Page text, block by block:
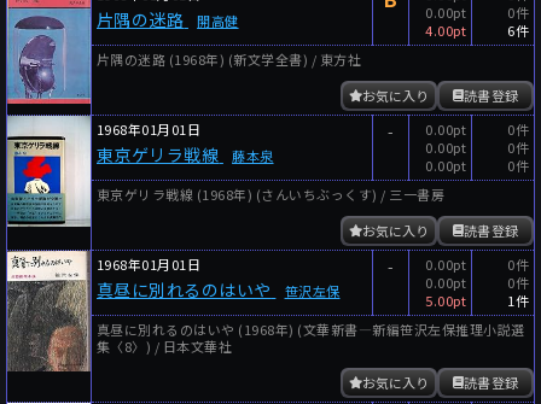
片隅の迷路 開高健
0.00pt
4.00pt
0件
6件
片隅の迷路 (1968年) (新文学全書) / 東方社
読書登録
お気に入り
1968年01月01日
東京ゲリラ戦線 藤本泉
-
0.00pt
0.00pt
0.00pt
0件
0件
0件
東京ゲリラ戦線 (1968年) (さんいちぶっくす) / 三一書房
読書登録
お気に入り
1968年01月01日
真昼に別れるのはいや 笹沢左保
-
0.00pt
0.00pt
5.00pt
0件
0件
1件
真昼に別れるのはいや (1968年) (文華新書―新編笹沢左保推理小説選
集〈8〉) / 日本文華社
読書登録
お気に入り